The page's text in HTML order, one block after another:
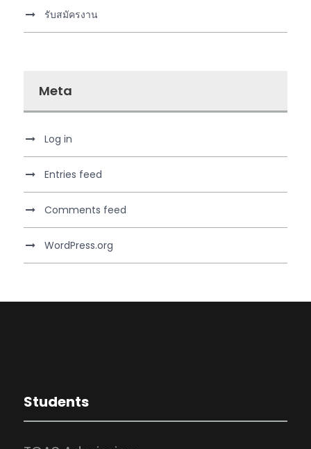
รับสมัครงาน
Meta
Log in
Entries feed
Comments feed
WordPress.org
Students